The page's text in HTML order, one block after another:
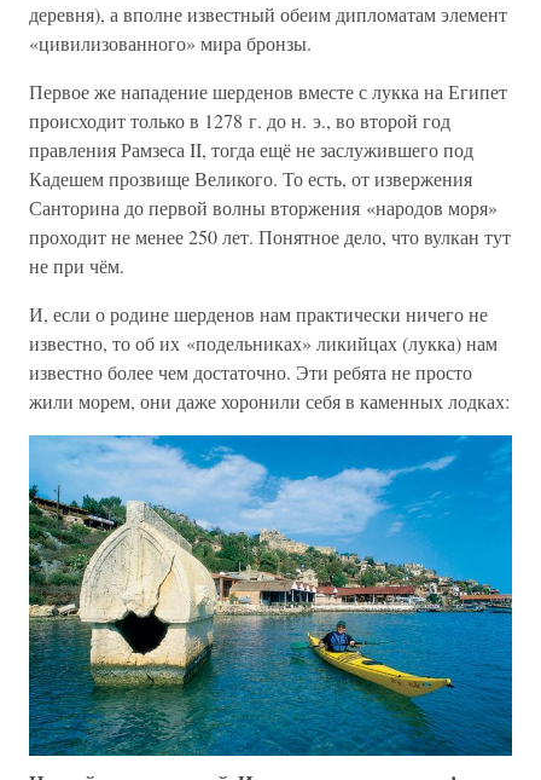
деревня), а вполне известный обеим дипломатам элемент
«цивилизованного» мира бронзы.
Первое же нападение шерденов вместе с лукка на Египет
происходит только в 1278 г. до н. э., во второй год
правления Рамзеса II, тогда ещё не заслужившего под
Кадешем прозвище Великого. То есть, от извержения
Санторина до первой волны вторжения «народов моря»
проходит не менее 250 лет. Понятное дело, что вулкан тут
не при чём.
И, если о родине шерденов нам практически ничего не
известно, то об их «подельниках» ликийцах (лукка) нам
известно более чем достаточно. Эти ребята не просто
жили морем, они даже хоронили себя в каменных лодках: